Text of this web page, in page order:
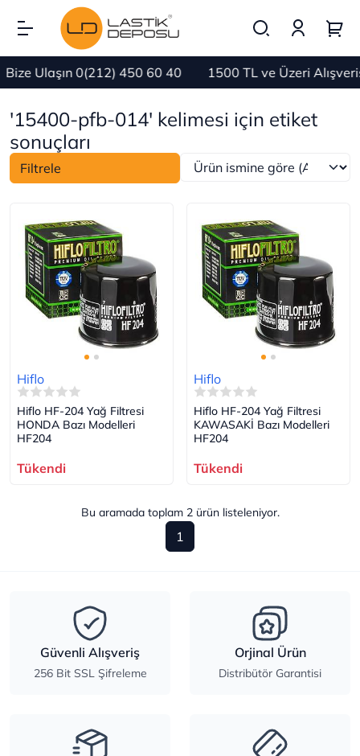
Ulaşın 0(212) 450 60 40 1500 TL ve Üzeri
'15400-pfb-014' kelimesi için etiket
sonuçları
Filtrele
Hiflo
Hiflo HF-204 Yağ Filtresi
HONDA Bazı Modelleri
HF204
Tükendi
Hiflo
Hiflo HF-204 Yağ Filtresi
KAWASAKİ Bazı Modelleri
HF204
Tükendi
Bu aramada toplam 2ürün listeleniyor.
1
Güvenli Alışveriş
256 Bit SSL Şifreleme
Orjinal Ürün
Distribütör Garantisi